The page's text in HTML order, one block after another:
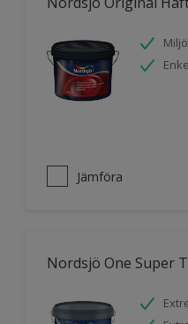
Jämföra
Nordsjö One Super